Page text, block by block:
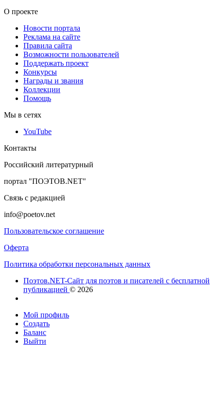
О проекте
Новости портала
Реклама на сайте
Правила сайта
Возможности пользователей
Поддержать проект
Конкурсы
Награды и звания
Коллекции
Помощь
Мы в сетях
YouTube
Контакты
Российский литературный
портал "ПОЭТОВ.NET"
Связь с редакцией
info@poetov.net
Пользовательское соглашение
Оферта
Политика обработки персональных данных
Поэтов.NET-Сайт для поэтов и писателей с бесплатной
публикацией © 2026
Мой профиль
Создать
Баланс
Выйти